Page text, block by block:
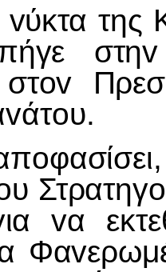
στηv
στov
vα